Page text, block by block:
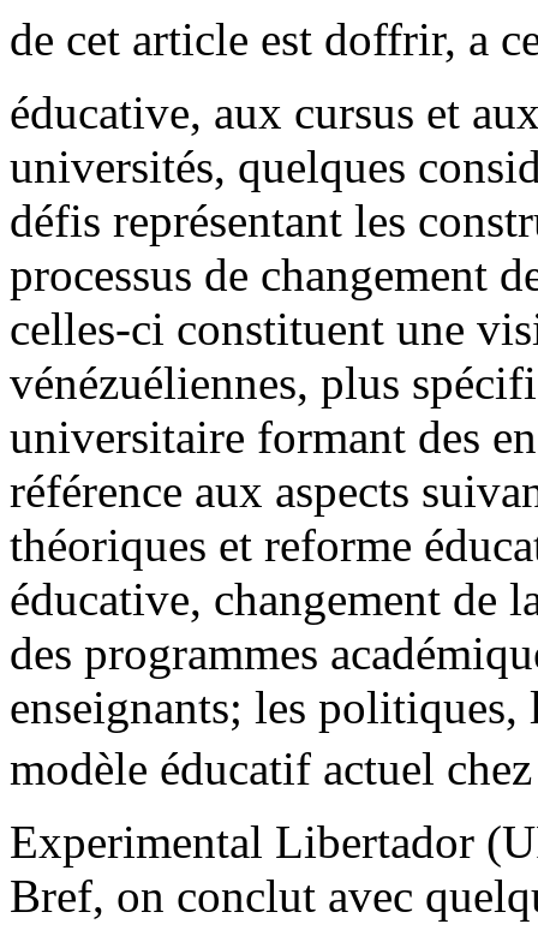
de cet article est doffrir, a
éducative, aux cursus et
universités, quelques
défis représentant les
processus de changement
celles-ci constituent une
vénézuéliennes, plus
universitaire formant des
référence aux aspects
théoriques et reforme
éducative, changement de
des programmes
enseignants; les politiques,
modèle éducatif actuel
Experimental Libertador
Bref, on conclut avec